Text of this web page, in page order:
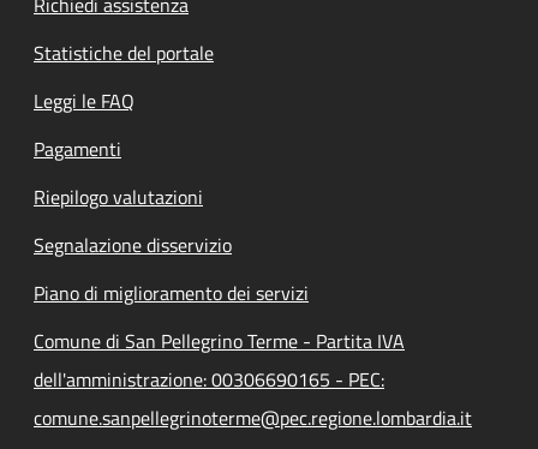
Statistiche del portale
Leggi le FAQ
Pagamenti
Riepilogo valutazioni
Segnalazione disservizio
Piano di miglioramento dei servizi
Comune di San Pellegrino Terme - Partita IVA
dell'amministrazione: 00306690165 - PEC:
comune.sanpellegrinoterme@pec.regione.lombardia.it